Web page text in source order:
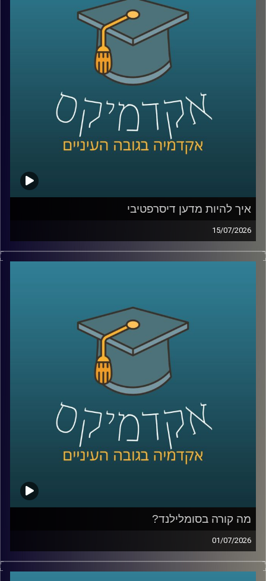
שלהם באופן עצמאי.
ככל שהמערכות האלה הופכות לחכמות יותר, עולה שאלה
הרבה יותר גדולה מרק מה הטכנולוגיה יודעת לעשות: האם
אנחנו יכולים לסמוך עליה? מתי אדם צריך לקבל את ההחלטה,
ומתי אפשר לתת למכונה לעשות את זה? ואם היא טועה, מי
על כל אלו נדבר עם ד״ר אביב בר זוהר, דוקטור למשפטים
בנושא חוקיות רחפנים אוטונומיים קטלניים ומשמעות
מעורבות האדם בחוג ההפעלה.
קרדיט תמונות:AudioVersity
איך להיות מדען דיסרפטיבי
15/07/2026
הרבה מההמצאות שאנחנו מכירים התחילו בכלל מטעות.
פניצילין שנולד מצלחת פטרי שהתמלאה עובש, פוסט־איט
רדאר, וארטיק שנולד כשילד שכח בחוץ כוס עם משקה ומקל
ערבוב בלילה קר.
על פניו, כל אלה נשמעים כמו מזל. אבל אולי זו רק חצי
מהתמונה. כי הרבה אנשים נתקלים בטעויות, בכישלונות
ובדברים לא צפויים, והשאלה היא מי יודע לעצור, להסתכל
עליהם אחרת, ולהפוך אותם לפריצת דרך.
האורח שלנו היום הוא מוטי שטנר, יזם סדרתי, משקיע ומרצה
באוניברסיטת רייכמן. יחד עם אחיו, פרופ׳ אורי שטנר, הוא כתב
את הספר “איך להיות מדען דיסרפטיבי”, שמנסה לשאול האם
פריצות דרך הן באמת עניין של גאונות ומזל, או שאפשר לפתח
צורת חשיבה, ואולי אפילו שיטה, שמגדילה את הסיכוי לזהות
שאלות גדולות, לערער על הנחות יסוד ולפרוץ את גבולות הידע
בפרק הזה נדבר על הדרך שבה נולדות תגליות, על מה שמדע
יכול ללמוד מהייטק, על ההבדל בין חשיבה נועזת לחשיבה לא
מבוססת, ועל השאלה האם אפשר ללמד אנשים לחשוב בצורה
קרדיט תמונות:AudioVersity
מה קורה בסומלילנד?
01/07/2026
יש בעולם מדינה עם כ-6 מיליון תושבים, ממשלה, מטבע, צבא,
דרכונים ובחירות דמוקרטיות. היא יציבה יותר מחלק מהמדינות